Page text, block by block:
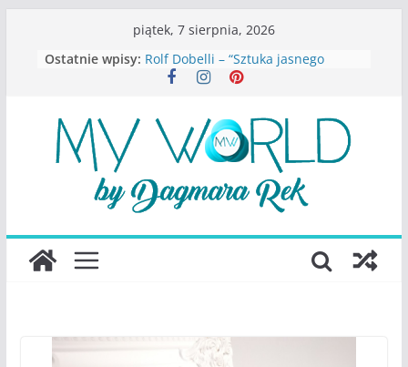
piątek, 7 sierpnia, 2026
Ostatnie wpisy:
S.Wynn-Williams – “Bezwzględni. O
władzy, chciwości i upadku ideałów
największego portalu
Rolf Dobelli – “Sztuka jasnego
myślenia”
Beata Tetkowska – “Dziewczyny
Konstancina. Sekrety seksbiznesu”
Katarzyna Lewandowicz – Zanim
straciliśmy siebie
funkcjonująca depresja”